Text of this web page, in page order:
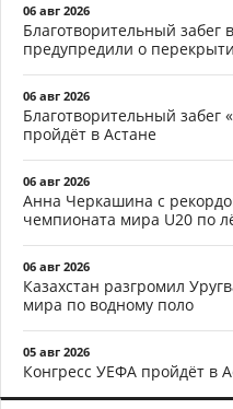
06 авг 2026
Благотворительный забег
предупредили о
06 авг 2026
Благотворительный забег
пройдёт в Астане
06 авг 2026
Анна Черкашина с
чемпионата мира U20 по
06 авг 2026
Казахстан разгромил
мира по водному поло
05 авг 2026
Конгресс УЕФА пройдёт в